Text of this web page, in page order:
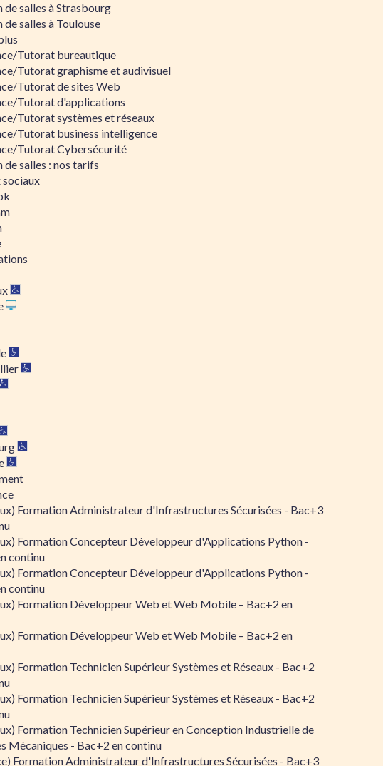
de salles à Strasbourg
de salles à Toulouse
Tutorat bureautique
Tutorat graphisme et audivisuel
Tutorat de sites Web
Tutorat d'applications
Tutorat systèmes et réseaux
Tutorat business intelligence
Tutorat Cybersécurité
de salles : nos tarifs
sociaux
Formation Administrateur d'Infrastructures Sécurisées - Bac+3
Formation Concepteur Développeur d'Applications Python -
continu
Formation Concepteur Développeur d'Applications Python -
continu
Formation Développeur Web et Web Mobile – Bac+2 en
Formation Développeur Web et Web Mobile – Bac+2 en
Formation Technicien Supérieur Systèmes et Réseaux - Bac+2
Formation Technicien Supérieur Systèmes et Réseaux - Bac+2
Formation Technicien Supérieur en Conception Industrielle de
Mécaniques - Bac+2 en continu
Formation Administrateur d'Infrastructures Sécurisées - Bac+3